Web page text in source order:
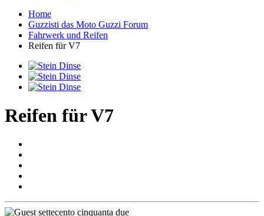
Home
Guzzisti das Moto Guzzi Forum
Fahrwerk und Reifen
Reifen für V7
Reifen für V7